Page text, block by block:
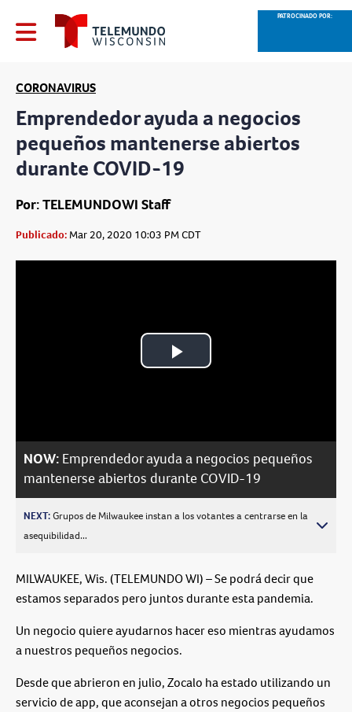
PATROCINADO POR:
CORONAVIRUS
Emprendedor ayuda a negocios
pequeños mantenerse abiertos
durante COVID-19
Por: TELEMUNDOWI Staff
Publicado: Mar 20, 2020 10:03 PM CDT
Play
NOW: Emprendedor ayuda a negocios pequeños
mantenerse abiertos durante COVID-19
NEXT:Grupos de Milwaukee instan a los votantes a centrarse en la
asequibilidad...
MILWAUKEE, Wis. (TELEMUNDO WI) – Se podrá decir que
estamos separados pero juntos durante esta pandemia.
Un negocio quiere ayudarnos hacer eso mientras ayudamos
a nuestros pequeños negocios.
Desde que abrieron en julio, Zocalo ha estado utilizando un
servicio de app, que aconsejan a otros negocios pequeños